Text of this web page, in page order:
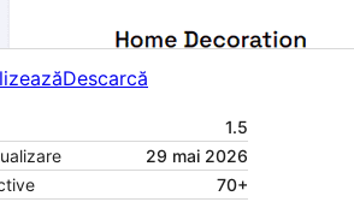
Descarcă
1.5
29 mai 2026
70+